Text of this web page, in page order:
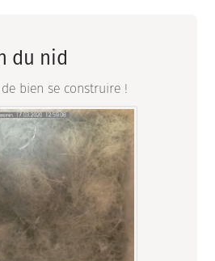
du nid
bien se construire !